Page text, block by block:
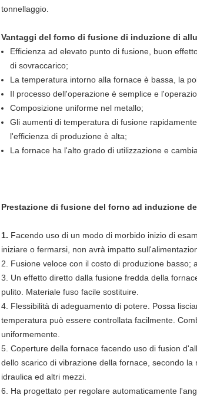
tonnellaggio.
Vantaggi del forno di fusione di induzione di
Efficienza ad elevato punto di fusione, buon
di sovraccarico;
La temperatura intorno alla fornace è bassa, la
Il processo dell'operazione è semplice e
Composizione uniforme nel metallo;
Gli aumenti di temperatura di fusione
l'efficienza di produzione è alta;
La fornace ha l'alto grado di utilizzazione e
Prestazione di fusione del forno ad induzione
1. Facendo uso di un modo di morbido inizio di
iniziare o fermarsi, non avrà impatto
2. Fusione veloce con il costo di produzione
3. Un effetto diretto dalla fusione fredda della
pulito. Materiale fuso facile sostituire.
4. Flessibilità di adeguamento di potere. Possa
temperatura può essere controllata facilmente.
uniformemente.
5. Coperture della fornace facendo uso di fusion
dello scarico di vibrazione della fornace, secondo
idraulica ed altri mezzi.
6. Ha progettato per regolare automaticamente